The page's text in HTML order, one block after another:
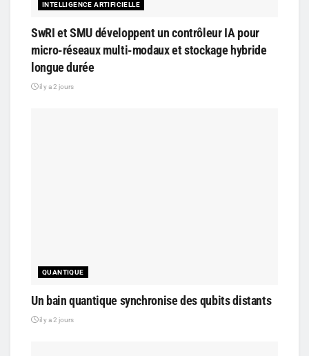
INTELLIGENCE ARTIFICIELLE
SwRI et SMU développent un contrôleur IA pour
micro-réseaux multi-modaux et stockage hybride
longue durée
il y a 2 jours
QUANTIQUE
Un bain quantique synchronise des qubits distants
il y a 2 jours